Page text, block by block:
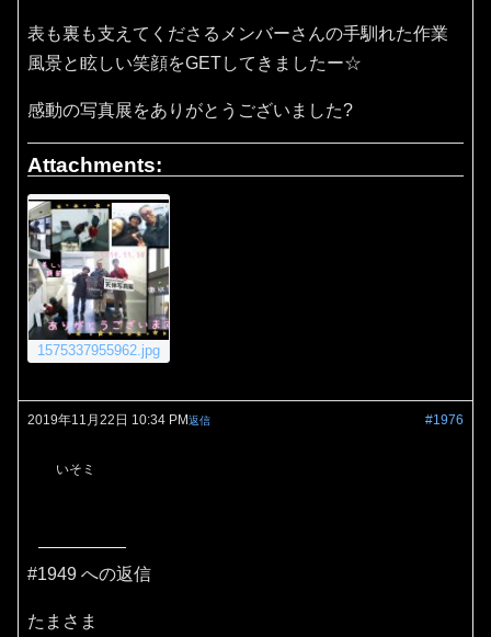
表も裏も支えてくださるメンバーさんの手馴れた作業
風景と眩しい笑顔をGETしてきましたー☆
感動の写真展をありがとうございました?
Attachments:
1575337955962.jpg
2019年11月22日 10:34 PM #1976
返信
いそミ
#1949 への返信
たまさま